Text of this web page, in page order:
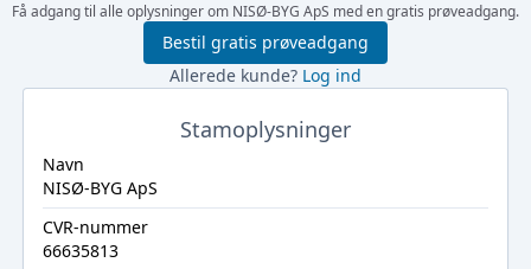
Få adgang til alle oplysninger om NISØ-BYG ApS med en gratis prøveadgang.
Bestil gratis prøveadgang
Allerede kunde? Log ind
Stamoplysninger
Navn
NISØ-BYG ApS
CVR-nummer
66635813